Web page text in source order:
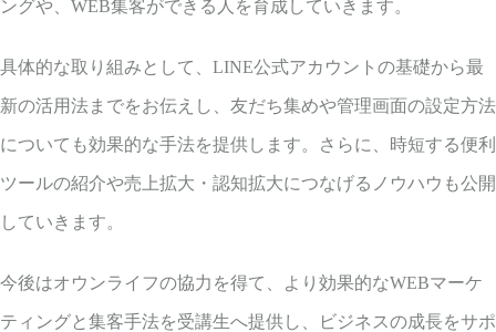
ングや、WEB集客ができる人を育成していきます。
具体的な取り組みとして、LINE公式アカウントの基礎から最
新の活用法までをお伝えし、友だち集めや管理画面の設定方法
についても効果的な手法を提供します。さらに、時短する便利
ツールの紹介や売上拡大・認知拡大につなげるノウハウも公開
していきます。
今後はオウンライフの協力を得て、より効果的なWEBマーケ
ティングと集客手法を受講生へ提供し、ビジネスの成長をサポ